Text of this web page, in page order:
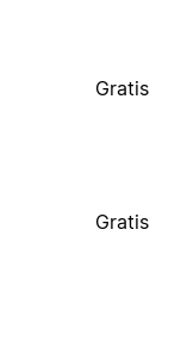
Gratis
Gratis